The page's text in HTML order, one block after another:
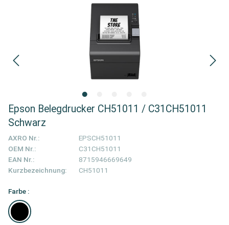
Epson Belegdrucker CH51011 / C31CH51011
Schwarz
AXRO Nr.:
EPSCH51011
OEM Nr.:
C31CH51011
EAN Nr.:
8715946669649
Kurzbezeichnung:
CH51011
Farbe :